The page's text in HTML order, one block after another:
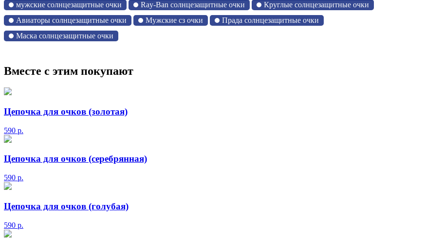
мужские солнцезащитные очки Ray-Ban солнцезащитные очки
Круглые солнцезащитные очки
Авиаторы солнцезащитные очки
Мужские сз очки
Прада солнцезащитные очки
Маска солнцезащитные очки
Вместе с этим покупают
Цепочка для очков (золотая)
590 р.
Цепочка для очков (серебрянная)
590 р.
Цепочка для очков (голубая)
590 р.